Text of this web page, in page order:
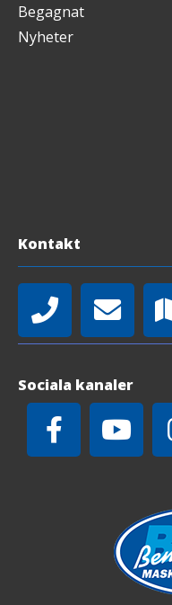
Begagnat
Nyheter
Kontakt
Sociala kanaler